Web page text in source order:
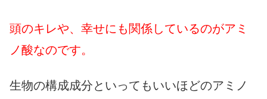
頭のキレや、幸せにも関係しているのがアミ
ノ酸なのです。
生物の構成成分といってもいいほどのアミノ